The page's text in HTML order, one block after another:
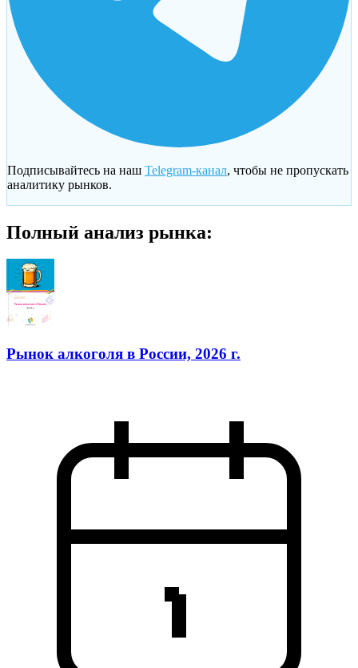
Подписывайтесь на наш Telegram-канал, чтобы не пропускать
аналитику рынков.
Полный анализ рынка:
Рынок алкоголя в России, 2026 г.